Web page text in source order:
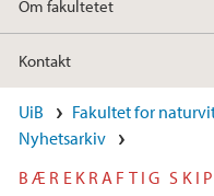
Om fakultetet
Kontakt
UiB
Fakultet for
Nyhetsarkiv
BÆREKRAFTIG